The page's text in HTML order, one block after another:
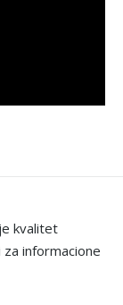
kvalitet
informacione